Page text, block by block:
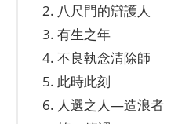
八尺門的辯護人
有生之年
不良執念清除師
此時此刻
人選之人—造浪者